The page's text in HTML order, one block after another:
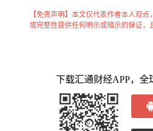
【免责声明】本文仅代表作者本人观
或完整性提供任何明示或暗示的保证
下载汇通财经APP，全